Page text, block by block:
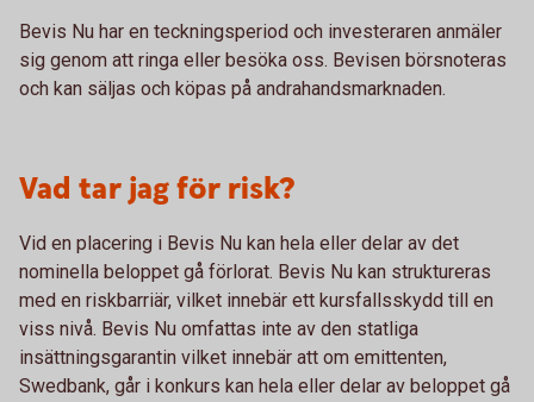
Bevis Nu har en teckningsperiod och investeraren anmäler
sig genom att ringa eller besöka oss. Bevisen börsnoteras
och kan säljas och köpas på andrahandsmarknaden.
Vad tar jag för risk?
Vid en placering i Bevis Nu kan hela eller delar av det
nominella beloppet gå förlorat. Bevis Nu kan struktureras
med en riskbarriär, vilket innebär ett kursfallsskydd till en
viss nivå. Bevis Nu omfattas inte av den statliga
insättningsgarantin vilket innebär att om emittenten,
Swedbank, går i konkurs kan hela eller delar av beloppet gå